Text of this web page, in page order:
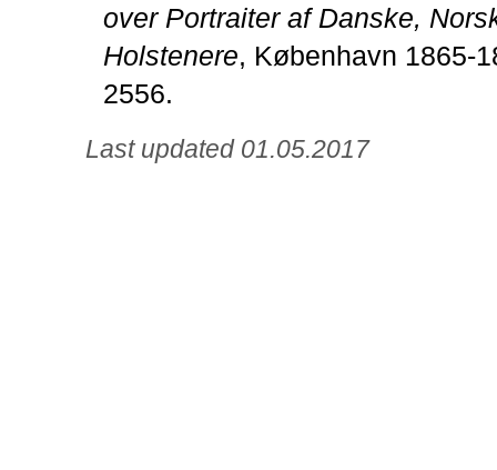
over Portraiter af Danske,
Holstenere, København 1865-
2556.
Last updated 01.05.2017